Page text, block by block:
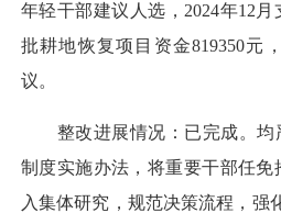
年轻干部建议人选，2024年12
批耕地恢复项目资金819350元
议。
整改进展情况：已完成。均
制度实施办法，将重要干部任免
入集体研究，规范决策流程，强